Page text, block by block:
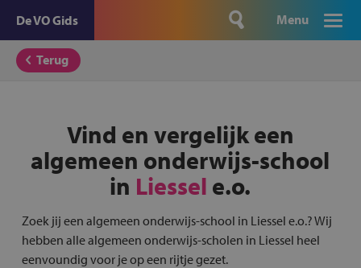
De VO Gids Menu
Terug
Vind en vergelijk een
algemeen onderwijs-school
in Liessel e.o.
Zoek jij een algemeen onderwijs-school in Liessel e.o.? Wij
hebben alle algemeen onderwijs-scholen in Liessel heel
eenvoundig voor je op een rijtje gezet.